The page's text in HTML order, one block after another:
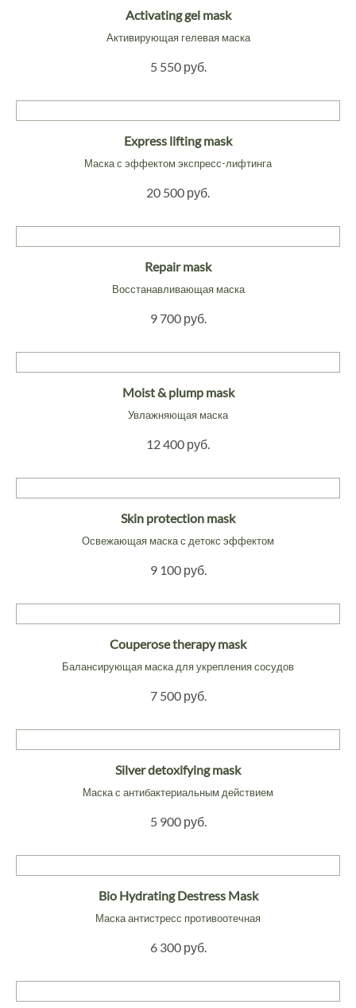
Activating gel mask
Активирующая гелевая маска
5 550 руб.
Express lifting mask
Маска с эффектом экспресс-лифтинга
20 500 руб.
Repair mask
Восстанавливающая маска
9 700 руб.
Moist & plump mask
Увлажняющая маска
12 400 руб.
Skin protection mask
Освежающая маска с детокс эффектом
9 100 руб.
Couperose therapy mask
Балансирующая маска для укрепления сосудов
7 500 руб.
Silver detoxifying mask
Маска с антибактериальным действием
5 900 руб.
Bio Hydrating Destress Mask
Маска антистресс противоотечная
6 300 руб.